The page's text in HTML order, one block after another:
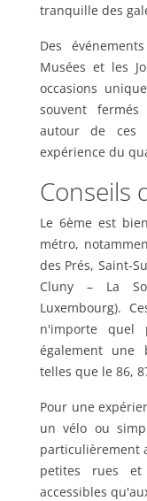
tranquille des
Des
Musées et les
occasions
souvent
autour de ces
expérience du
Conseils
Le 6ème est
métro,
des Prés, Saint-
Cluny – La
Luxembourg).
n'importe
également une
telles que le 86,
Pour une
un vélo ou
particulièrement
petites rues
accessibles